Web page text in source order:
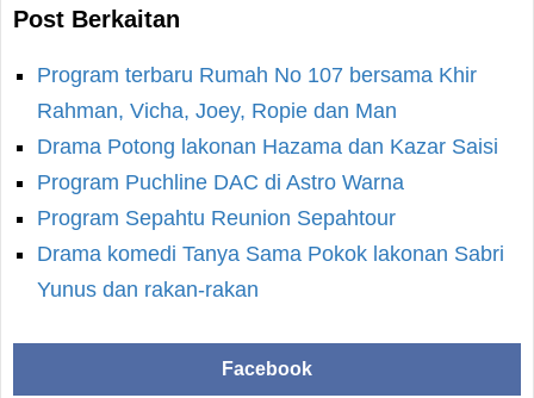
Post Berkaitan
Program terbaru Rumah No 107 bersama Khir
Rahman, Vicha, Joey, Ropie dan Man
Drama Potong lakonan Hazama dan Kazar Saisi
Program Puchline DAC di Astro Warna
Program Sepahtu Reunion Sepahtour
Drama komedi Tanya Sama Pokok lakonan Sabri
Yunus dan rakan-rakan
Facebook